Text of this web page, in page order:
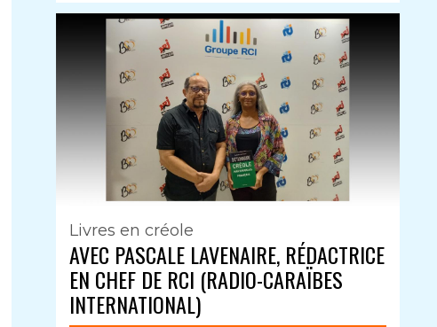
Livres en créole
AVEC PASCALE LAVENAIRE, RÉDACTRICE
EN CHEF DE RCI (RADIO-CARAÏBES
INTERNATIONAL)